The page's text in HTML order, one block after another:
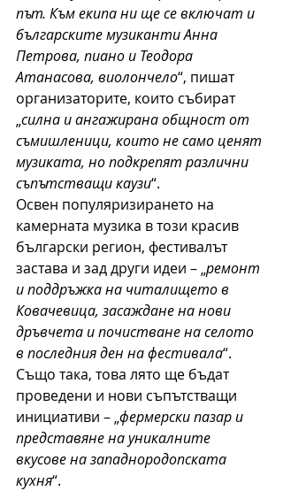
път. Към екипа ни ще се включат и
българските музиканти Анна
Петрова, пиано и Теодора
Атанасова, виолончело“, пишат
организаторите, които събират
„силна и ангажирана общност от
съмишленици, които не само ценят
музиката, но подкрепят различни
съпътстващи каузи“.
Освен популяризирането на
камерната музика в този красив
български регион, фестивалът
застава и зад други идеи – „ремонт
и поддръжка на читалището в
Ковачевица, засаждане на нови
дръвчета и почистване на селото
в последния ден на фестивала“.
Също така, това лято ще бъдат
проведени и нови съпътстващи
инициативи – „фермерски пазар и
представяне на уникалните
вкусове на западнородопската
кухня“.